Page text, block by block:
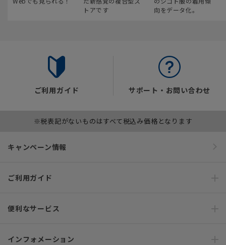
トアです
向をデータ化。
ご利用ガイド サポート・お問い合わせ
※税表記がないものはすべて税込み価格となります
キャンペーン情報
ご利用ガイド
便利なサービス
インフォメーション